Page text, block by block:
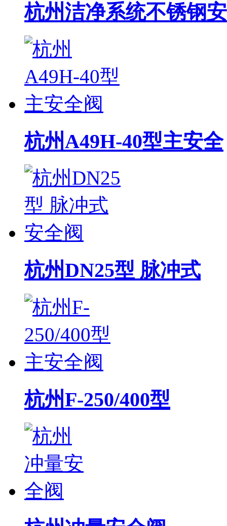
杭州洁净系统不锈钢安
杭州A49H-40型主安全
杭州DN25型 脉冲式
杭州F-250/400型